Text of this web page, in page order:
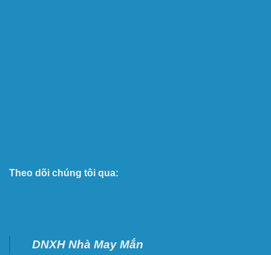
Theo dõi chúng tôi qua:
DNXH Nhà May Mắn